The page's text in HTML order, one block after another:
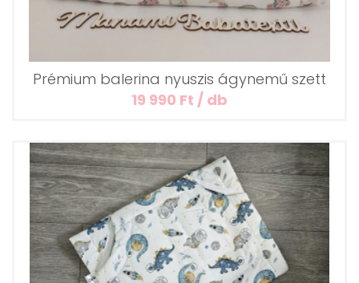
Prémium balerina nyuszis ágynemű szett
19 990 Ft / db